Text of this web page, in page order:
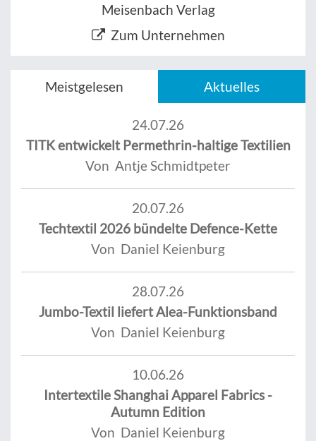
Meisenbach Verlag
Zum Unternehmen
Meistgelesen Aktuelles
24.07.26
TITK entwickelt Permethrin-haltige Textilien
Von Antje Schmidtpeter
20.07.26
Techtextil 2026 bündelte Defence-Kette
Von Daniel Keienburg
28.07.26
Jumbo-Textil liefert Alea-Funktionsband
Von Daniel Keienburg
10.06.26
Intertextile Shanghai Apparel Fabrics -
Autumn Edition
Von Daniel Keienburg